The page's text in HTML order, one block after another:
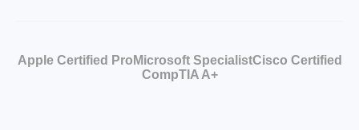
Apple Certified Pro Microsoft SpecialistCisco Certified
CompTIA A+